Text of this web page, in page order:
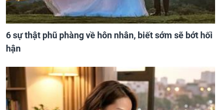
6 sự thật phũ phàng về hôn nhân, biết sớm sẽ bớt hối
hận